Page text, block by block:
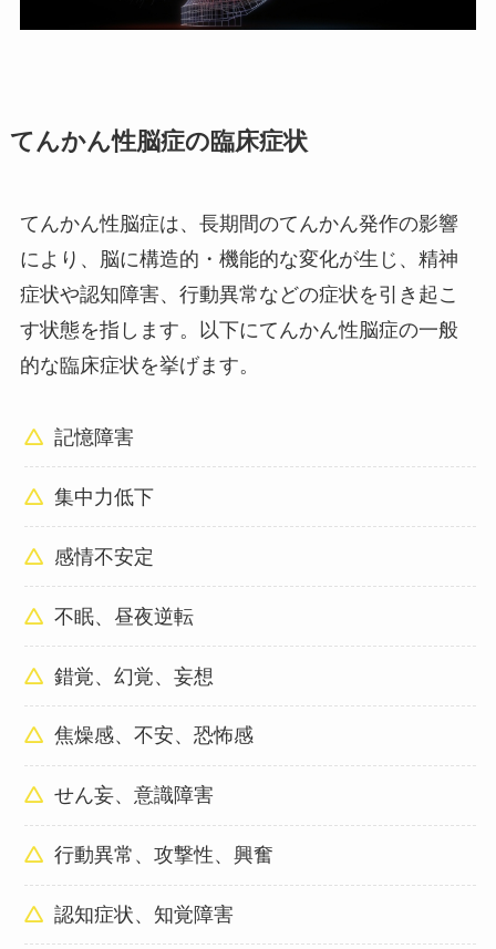
てんかん性脳症の臨床症状
てんかん性脳症は、長期間のてんかん発作の影響
により、脳に構造的・機能的な変化が生じ、精神
症状や認知障害、行動異常などの症状を引き起こ
す状態を指します。以下にてんかん性脳症の一般
的な臨床症状を挙げます。
記憶障害
集中力低下
感情不安定
不眠、昼夜逆転
錯覚、幻覚、妄想
焦燥感、不安、恐怖感
せん妄、意識障害
行動異常、攻撃性、興奮
認知症状、知覚障害